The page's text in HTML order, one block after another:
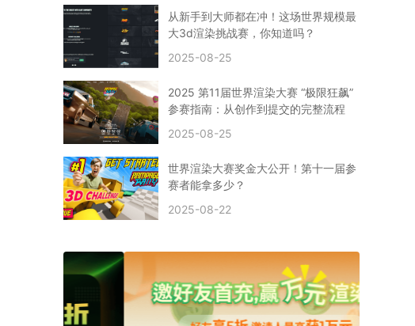
vr渲染器
效果图渲染 免费云渲染
Autodesk
2D转3D
SU渲染 圣诞短片
风暴幽灵船
云渲染大咖专访
CG电影云渲染案例
Houdini建模案例
CG人物制作
Maya基础知识
Blender渲染技巧
3ds Max资讯
3ds Max教程
CG软件资讯
3d云渲染
3dmax渲染
Substance Painter
vray网络渲染
SAAS渲染农场
Lumion
ZBrush技巧
SketchUp教程
3dmax 渲染慢
渲染卡顿
云渲染怎么收费
纹理渲染
全局光引擎
渲染溢色
渲染光斑
EEVEE渲染器
Cycles渲染器
Corona降噪器
奥斯卡 电影
建模渲染
人物建模渲染
在线建模渲染
北京渲染农场
从新手到大师都在冲！这场世界规模最
大3d渲染挑战赛，你知道吗？
2025-08-25
2025 第11届世界渲染大赛 “极限狂飙”
参赛指南：从创作到提交的完整流程
2025-08-25
世界渲染大赛奖金大公开！第十一届参
赛者能拿多少？
2025-08-22